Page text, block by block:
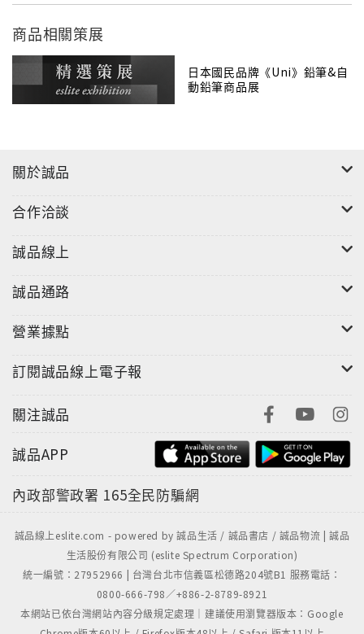
商品相關策展
日本國民品牌《Uni》鉛筆&自
動鉛筆商品展
關於誠品
合作洽談
誠品線上
誠品通路
營業據點
訂閱誠品線上電子報
關注誠品
誠品APP
內政部警政署 165全民防騙網
誠品線上eslite.com - powered by 誠品生活 / 誠品書店 / 誠品物流 | 誠品
生活股份有限公司 (eslite Spectrum Corporation)
統一編號：27952966 | 台灣台北市信義區松德路204號B1 服務電話：
0800-666-798／+886-2-8789-8921
本網站已依台灣網站內容分級規定處理｜建議使用瀏覽器版本：Google